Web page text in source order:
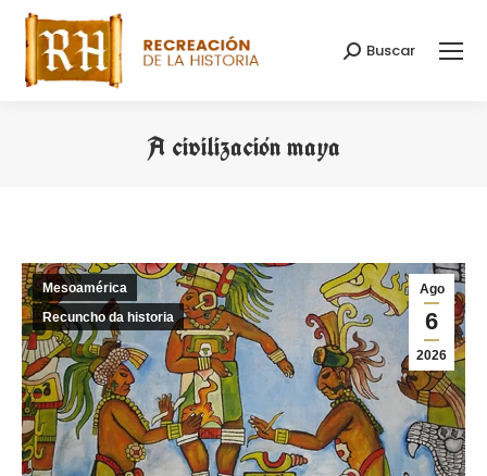
Search:
Buscar
A civilización maya
Ago
6
2026
Mesoamérica
Recuncho da historia